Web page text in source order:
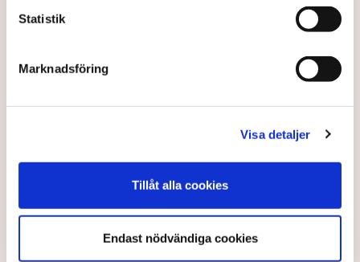
Statistik
Marknadsföring
Visa detaljer
Tillåt alla cookies
Endast nödvändiga cookies
gången som parterna träffas på två veckor.